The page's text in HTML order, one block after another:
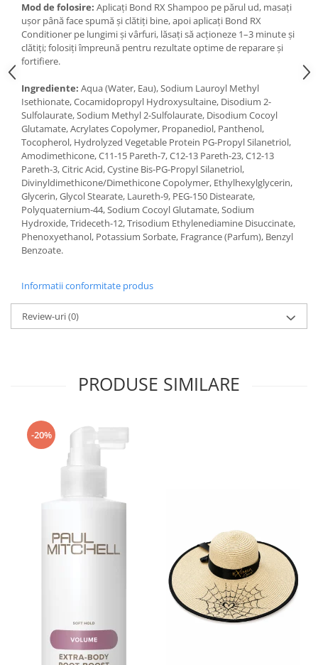
Mod de folosire: Aplicați Bond RX Shampoo pe părul ud, masați
ușor până face spumă și clătiți bine, apoi aplicați Bond RX
Conditioner pe lungimi și vârfuri, lăsați să acționeze 1–3 minute și
clătiți; folosiți împreună pentru rezultate optime de reparare și
fortifiere.
Ingrediente: Aqua (Water, Eau), Sodium Lauroyl Methyl
Isethionate, Cocamidopropyl Hydroxysultaine, Disodium 2-
Sulfolaurate, Sodium Methyl 2-Sulfolaurate, Disodium Cocoyl
Glutamate, Acrylates Copolymer, Propanediol, Panthenol,
Tocopherol, Hydrolyzed Vegetable Protein PG-Propyl Silanetriol,
Amodimethicone, C11-15 Pareth-7, C12-13 Pareth-23, C12-13
Pareth-3, Citric Acid, Cystine Bis-PG-Propyl Silanetriol,
Divinyldimethicone/Dimethicone Copolymer, Ethylhexylglycerin,
Glycerin, Glycol Stearate, Laureth-9, PEG-150 Distearate,
Polyquaternium-44, Sodium Cocoyl Glutamate, Sodium
Hydroxide, Trideceth-12, Trisodium Ethylenediamine Disuccinate,
Phenoxyethanol, Potassium Sorbate, Fragrance (Parfum), Benzyl
Benzoate.
Informatii conformitate produs
Review-uri(0)
PRODUSE SIMILARE
-20%